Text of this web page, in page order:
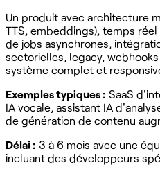
Un produit avec architecture
TTS, embeddings), temps
de jobs asynchrones,
sectorielles, legacy,
système complet et
Exemples typiques : SaaS
IA vocale, assistant IA
de génération de contenu
Délai : 3 à 6 mois avec une
incluant des développeurs